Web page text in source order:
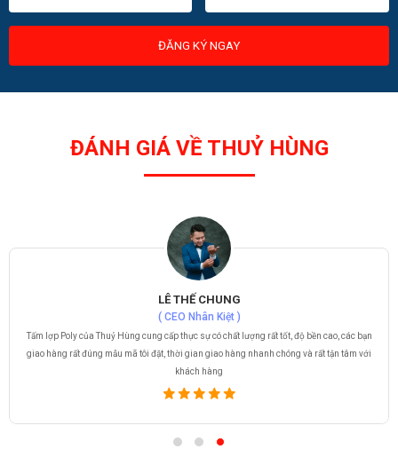
ĐĂNG KÝ NGAY
ĐÁNH GIÁ VỀ THUỶ HÙNG
LÊ THẾ CHUNG
( CEO Nhân Kiệt )
Tấm lợp Poly của Thuỷ Hùng cung cấp thực sự có chất lượng rất tốt, độ bền cao, các bạn
giao hàng rất đúng mẫu mã tôi đặt, thời gian giao hàng nhanh chóng và rất tận tâm với
khách hàng